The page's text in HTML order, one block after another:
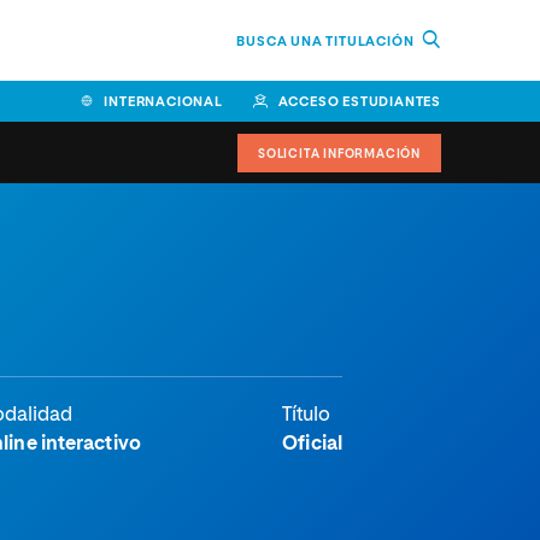
BUSCA UNA TITULACIÓN
INTERNACIONAL ACCESO ESTUDIANTES
SOLICITA INFORMACIÓN
interactivo
Título
Oficial